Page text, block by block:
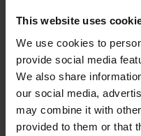
This website uses
We use cookies to
provide social media
We also share
our social media,
may combine it with
provided to them or that
mit Endlagenschalter
Kabeltyp
Einzellitzen mit